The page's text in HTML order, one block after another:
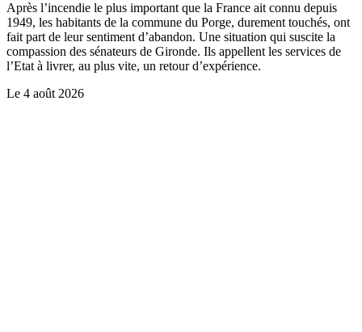
Après l’incendie le plus important que la France ait connu depuis
1949, les habitants de la commune du Porge, durement touchés, ont
fait part de leur sentiment d’abandon. Une situation qui suscite la
compassion des sénateurs de Gironde. Ils appellent les services de
l’Etat à livrer, au plus vite, un retour d’expérience.
Le 4 août 2026